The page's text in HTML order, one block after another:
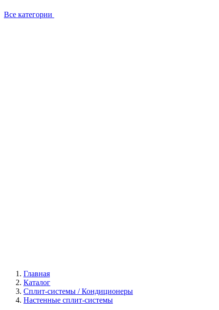
Все категории
Главная
Каталог
Сплит-системы / Кондиционеры
Настенные сплит-системы